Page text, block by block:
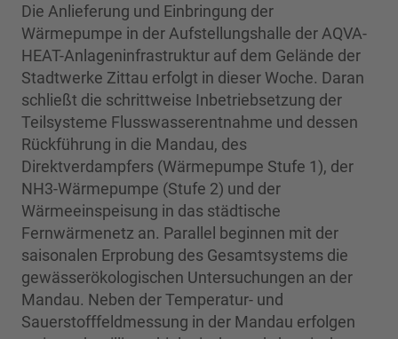
Die Anlieferung und Einbringung der
Wärmepumpe in der Aufstellungshalle der AQVA-
HEAT-Anlageninfrastruktur auf dem Gelände der
Stadtwerke Zittau erfolgt in dieser Woche. Daran
schließt die schrittweise Inbetriebsetzung der
Teilsysteme Flusswasserentnahme und dessen
Rückführung in die Mandau, des
Direktverdampfers (Wärmepumpe Stufe 1), der
NH3-Wärmepumpe (Stufe 2) und der
Wärmeeinspeisung in das städtische
Fernwärmenetz an. Parallel beginnen mit der
saisonalen Erprobung des Gesamtsystems die
gewässerökologischen Untersuchungen an der
Mandau. Neben der Temperatur- und
Sauerstofffeldmessung in der Mandau erfolgen